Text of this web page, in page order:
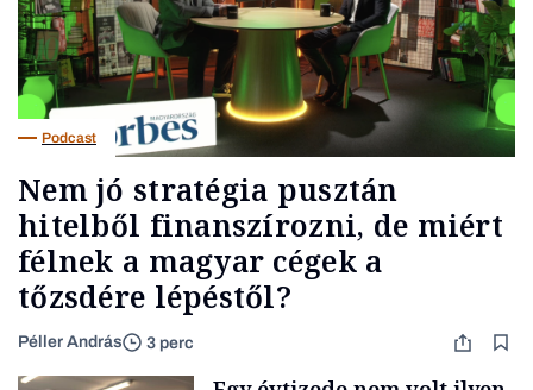
Podcast
Nem jó stratégia pusztán
hitelből finanszírozni, de miért
félnek a magyar cégek a
tőzsdére lépéstől?
Péller András 3 perc